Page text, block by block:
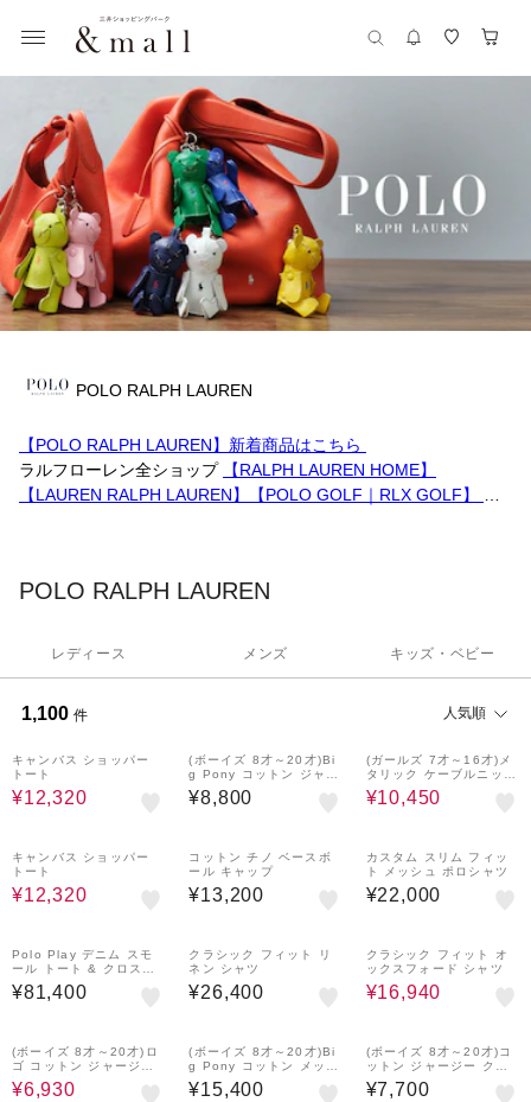
POLO RALPH LAUREN
【POLO RALPH LAUREN】新着商品はこちら
ラルフローレン全ショップ
【RALPH LAUREN HOME】
【LAUREN RALPH LAUREN】
【POLO GOLF｜RLX GOLF】
とエクレクティックなダウンタウンのエッジを組み合わせ、ラギ
てアイビーリーグ風のクラシックなアイテムまで幅広くラインナ
POLO RALPH LAUREN
レディース メンズ キッズ・ベビー
1,100 件 人気順
キャンバス ショッパー
トート
¥12,320
(ボーイズ 8才～20才)Bi
g Pony コットン ジャー
ジー Tシャツ
¥8,800
(ガールズ 7才～16才)メ
タリック ケーブルニット
カーディガン
¥10,450
キャンバス ショッパー
トート
¥12,320
コットン チノ ベースボ
ール キャップ
¥13,200
カスタム スリム フィッ
ト メッシュ ポロシャツ
¥22,000
Polo Play デニム スモ
ール トート & クロスボ
ディ
¥81,400
クラシック フィット リ
ネン シャツ
¥26,400
クラシック フィット オ
ックスフォード シャツ
¥16,940
(ボーイズ 8才～20才)ロ
ゴ コットン ジャージー
Tシャツ
¥6,930
(ボーイズ 8才～20才)Bi
g Pony コットン メッシ
ュ ポロシャツ
¥15,400
(ボーイズ 8才～20才)コ
ットン ジャージー クル
ーネック Tシャツ
¥7,700